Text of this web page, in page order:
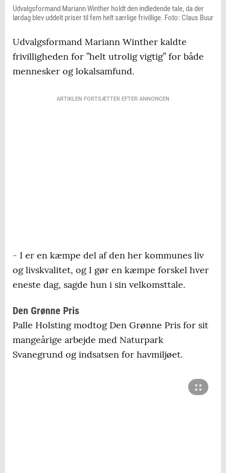
Udvalgsformand Mariann Winther holdt den indledende tale, da der
lørdag blev uddelt priser til fem helt særlige frivillige. Foto: Claus Buur
Udvalgsformand Mariann Winther kaldte
frivilligheden for ”helt utrolig vigtig” for både
mennesker og lokalsamfund.
ARTIKLEN FORTSÆTTER EFTER ANNONCEN
- I er en kæmpe del af den her kommunes liv
og livskvalitet, og I gør en kæmpe forskel hver
eneste dag, sagde hun i sin velkomsttale.
Den Grønne Pris
Palle Holsting modtog Den Grønne Pris for sit
mangeårige arbejde med Naturpark
Svanegrund og indsatsen for havmiljøet.